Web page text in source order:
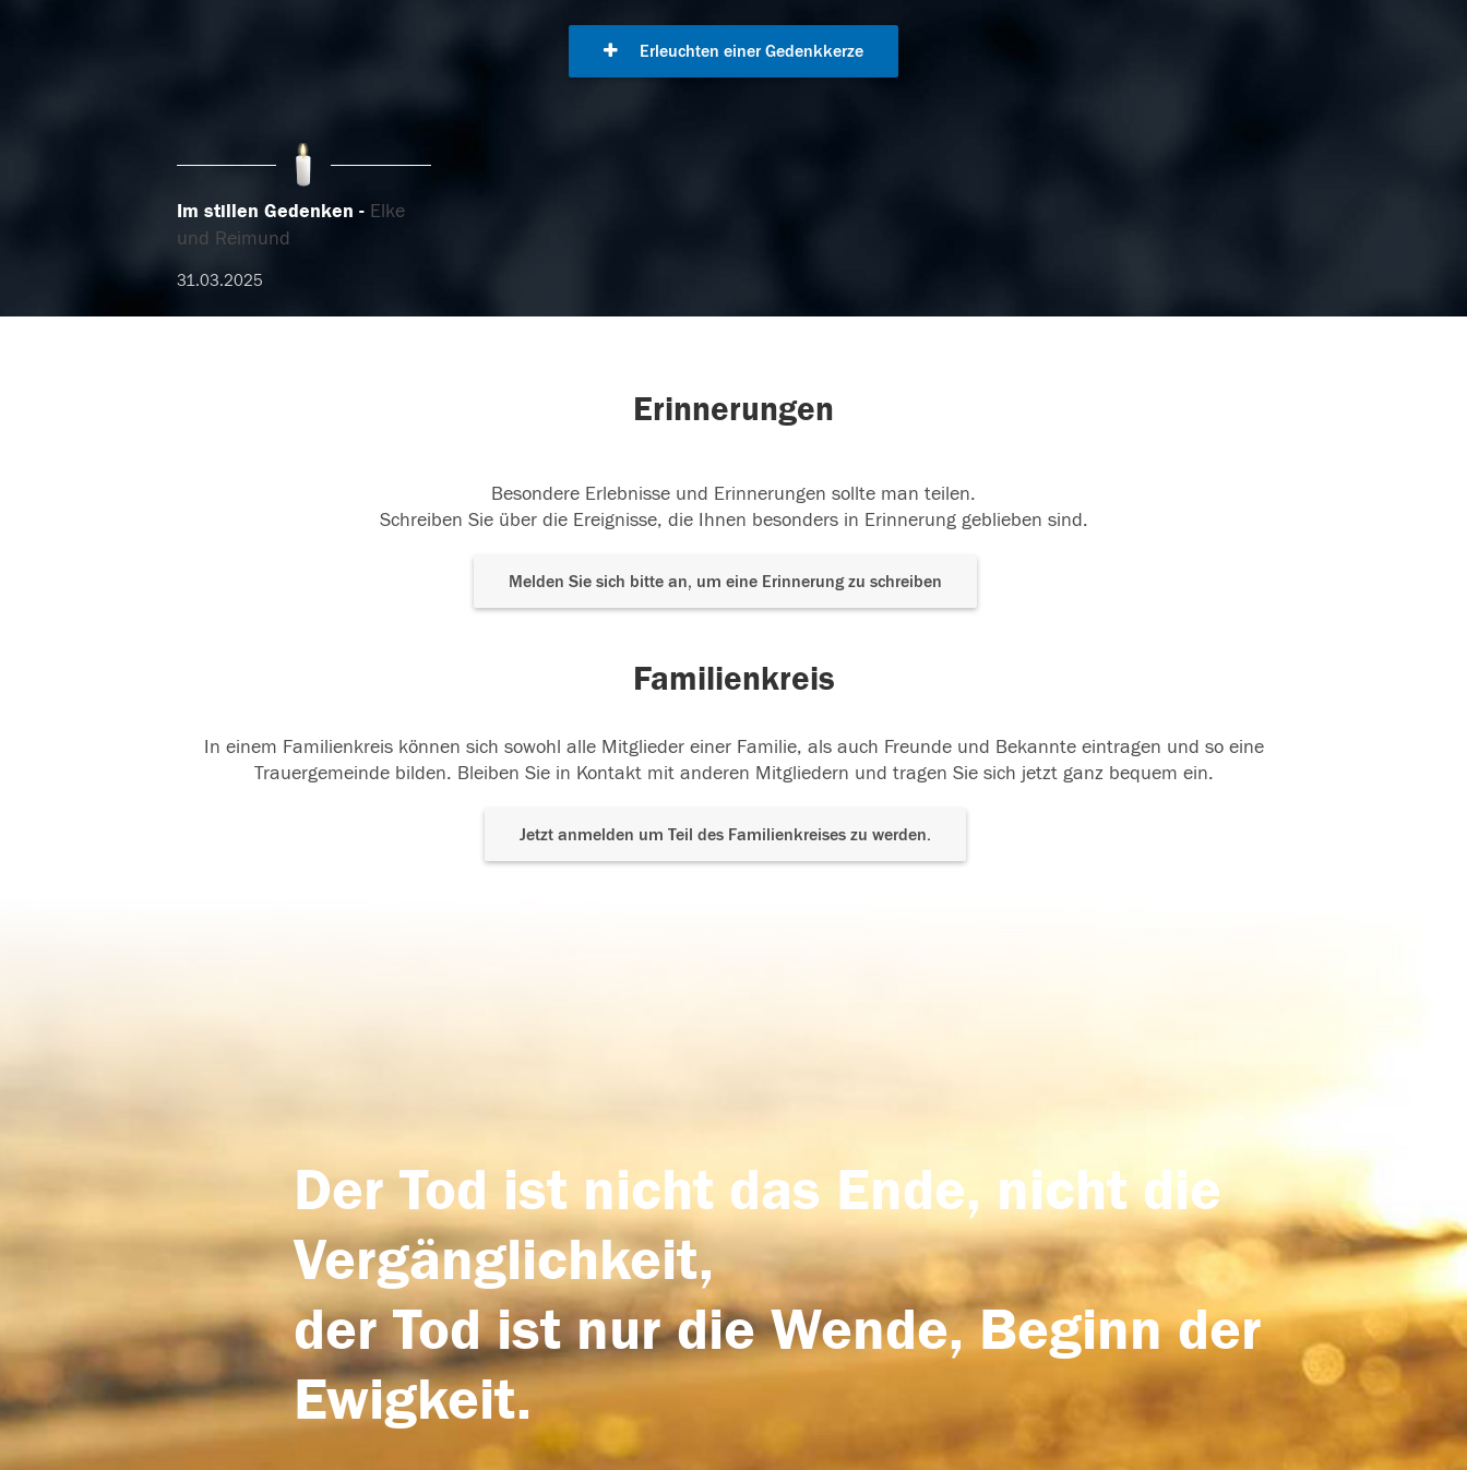
Erleuchten einer Gedenkkerze
Im stillen Gedenken
Elke
und Reimund
31.03.2025
Erinnerungen
Besondere Erlebnisse und Erinnerungen sollte man teilen.
Schreiben Sie über die Ereignisse, die Ihnen besonders in Erinnerung geblieben sind.
Melden Sie sich bitte an, um eine Erinnerung zu schreiben
Familienkreis
In einem Familienkreis können sich sowohl alle Mitglieder einer Familie, als auch Freunde und Bekannte eintragen und so eine
Trauergemeinde bilden. Bleiben Sie in Kontakt mit anderen Mitgliedern und tragen Sie sich jetzt ganz bequem ein.
Jetzt anmelden um Teil des Familienkreises zu werden.
Der Tod ist nicht das Ende, nicht die
Vergänglichkeit,
der Tod ist nur die Wende, Beginn der
Ewigkeit.